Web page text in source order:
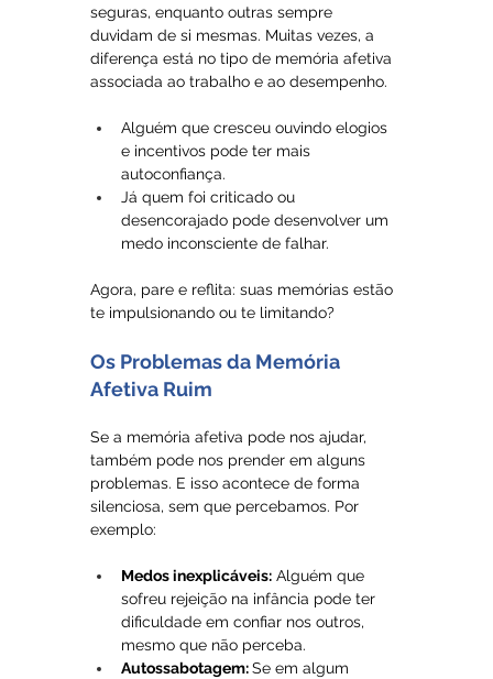
seguras, enquanto outras sempre
duvidam de si mesmas. Muitas vezes, a
diferença está no tipo de memória afetiva
associada ao trabalho e ao desempenho.
Alguém que cresceu ouvindo elogios
e incentivos pode ter mais
autoconfiança.
Já quem foi criticado ou
desencorajado pode desenvolver um
medo inconsciente de falhar.
Agora, pare e reflita: suas memórias estão
te impulsionando ou te limitando?
Os Problemas da Memória
Afetiva Ruim
Se a memória afetiva pode nos ajudar,
também pode nos prender em alguns
problemas. E isso acontece de forma
silenciosa, sem que percebamos. Por
exemplo:
Medos inexplicáveis: Alguém que
sofreu rejeição na infância pode ter
dificuldade em confiar nos outros,
mesmo que não perceba.
Autossabotagem: Se em algum